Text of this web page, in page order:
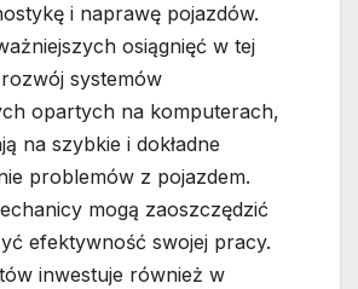
i naprawę pojazdów.
osiągnięć w tej
systemów
opartych na komputerach,
na szybkie i dokładne
problemów z pojazdem.
mogą zaoszczędzić
efektywność swojej pracy.
inwestuje również w